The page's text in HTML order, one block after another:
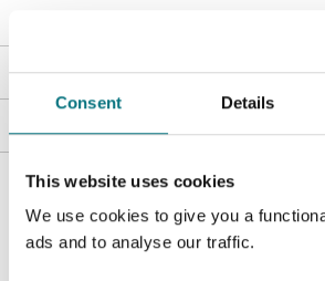
Consent Details
This website uses cookies
We use cookies to give you a
ads and to analyse our traffic.
Fakta
Forfatter:
Antal Szerb
Innbinding: Ebok
Forlag:
Cappelen
Språk:
Bokmål
klassiker fra 1937. Den var en
har beholdt sin aktualitet gjennom mer
kommer den for første gang ut på norsk.
Bøker i serien
Andre utgaver